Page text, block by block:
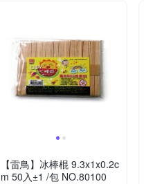
【雷鳥】冰棒棍 9.3x1x0.2c
m 50入±1 /包 NO.80100